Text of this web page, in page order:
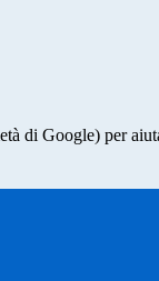
di Google) per